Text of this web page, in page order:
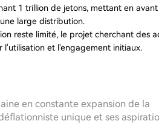
1 trillion de jetons, mettant en
large distribution.
reste limité, le projet cherchant des
et l'engagement initiaux.
en constante expansion de la
unique et ses